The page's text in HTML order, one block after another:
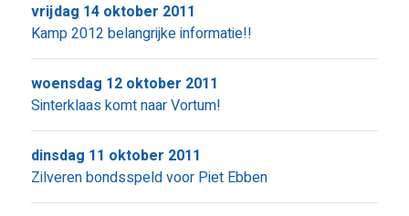
Kamp 2012 belangrijke informatie!!
vrijdag 14 oktober 2011
Sinterklaas komt naar Vortum!
woensdag 12 oktober 2011
Zilveren bondsspeld voor Piet Ebben
dinsdag 11 oktober 2011